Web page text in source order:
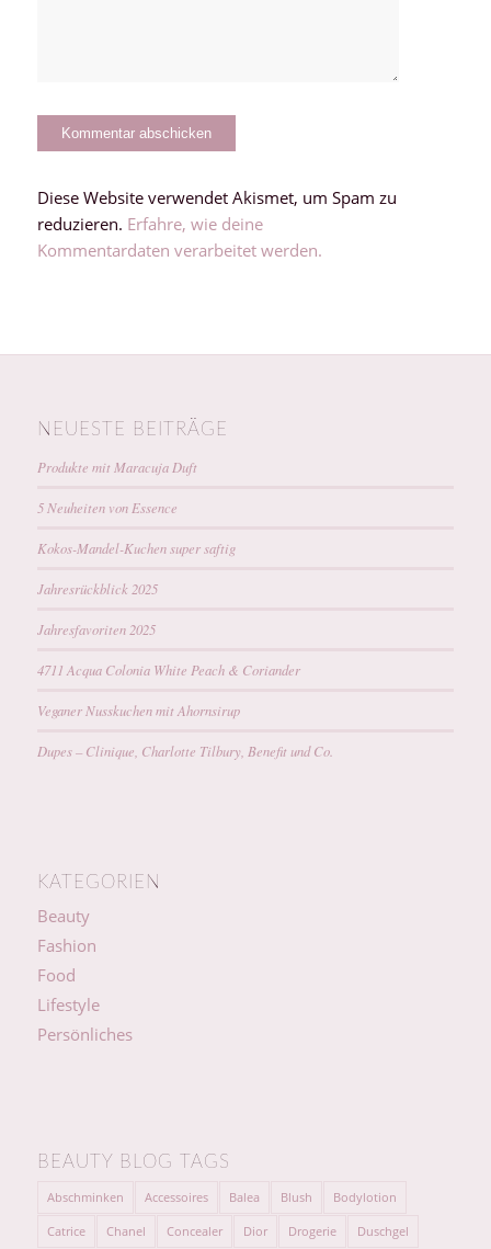
Diese Website verwendet Akismet, um Spam zu
reduzieren. Erfahre, wie deine
Kommentardaten verarbeitet werden.
NEUESTE BEITRÄGE
Produkte mit Maracuja Duft
5 Neuheiten von Essence
Kokos-Mandel-Kuchen super saftig
Jahresrückblick 2025
Jahresfavoriten 2025
4711 Acqua Colonia White Peach & Coriander
Veganer Nusskuchen mit Ahornsirup
Dupes – Clinique, Charlotte Tilbury, Benefit und Co.
KATEGORIEN
Beauty
Fashion
Food
Lifestyle
Persönliches
BEAUTY BLOG TAGS
Abschminken Accessoires Balea Blush Bodylotion
Catrice Chanel Concealer Dior Drogerie Duschgel